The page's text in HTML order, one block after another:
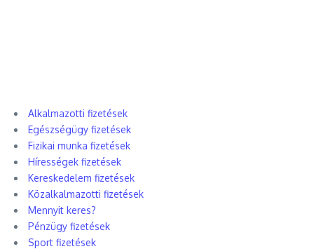
Alkalmazotti fizetések
Egészségügy fizetések
Fizikai munka fizetések
Hírességek fizetések
Kereskedelem fizetések
Közalkalmazotti fizetések
Mennyit keres?
Pénzügy fizetések
Sport fizetések